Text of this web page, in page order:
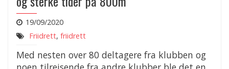
19/09/2020
Friidrett, friidrett
Med nesten over 80 deltagere fra klubben og